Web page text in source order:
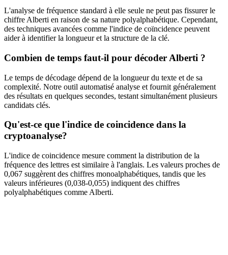
L'analyse de fréquence standard à elle seule ne peut pas fissurer le
chiffre Alberti en raison de sa nature polyalphabétique. Cependant,
des techniques avancées comme l'indice de coïncidence peuvent
aider à identifier la longueur et la structure de la clé.
Combien de temps faut-il pour décoder Alberti ?
Le temps de décodage dépend de la longueur du texte et de sa
complexité. Notre outil automatisé analyse et fournit généralement
des résultats en quelques secondes, testant simultanément plusieurs
candidats clés.
Qu'est-ce que l'indice de coincidence dans la
cryptoanalyse?
L'indice de coincidence mesure comment la distribution de la
fréquence des lettres est similaire à l'anglais. Les valeurs proches de
0,067 suggèrent des chiffres monoalphabétiques, tandis que les
valeurs inférieures (0,038-0,055) indiquent des chiffres
polyalphabétiques comme Alberti.